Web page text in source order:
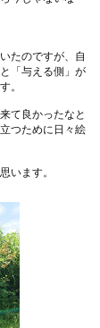
たのですが、自
「与える側」が
。
て良かったなと
つために日々絵
います。